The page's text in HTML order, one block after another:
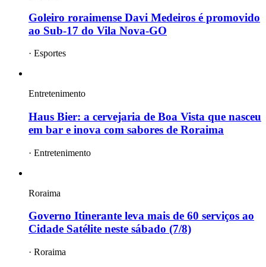
Goleiro roraimense Davi Medeiros é promovido
ao Sub-17 do Vila Nova-GO
· Esportes
Entretenimento
Haus Bier: a cervejaria de Boa Vista que nasceu
em bar e inova com sabores de Roraima
· Entretenimento
Roraima
Governo Itinerante leva mais de 60 serviços ao
Cidade Satélite neste sábado (7/8)
· Roraima